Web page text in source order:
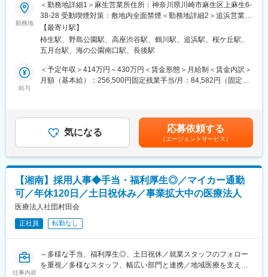
▼ 個人のお客様へのご提案（ケアマネジャーから紹介を受けた要
介護者の方）
・お客様の困りごとや身体状況等をヒアリングし、家の危険箇所
をチェック。
・ 介護用品からリフォームまで生活の質改善に向けてご提案
※ 17時頃には事務所へ帰社（基本19時頃には退社）します。
■フォロー体制：
社内には建築士やケアマネジャー、作業療法士など各分野のエキ
スパートが在籍。営業先で専門的な問い合わせを受けた場合も、
社内の力を借りれば即座に解決できます。また商品の受発注は事
務スタッフがサポートします。
変更の範囲：会社の定める業務
■業務内容：
福祉用具・医療機器のレンタルと販売事業を展開している当社に
て、日常生活に不便を感じている高齢の方へ、安全安心な暮らし
ができるような環境作りを提案します！
今回は業績好調で、より多くのお客様にアプローチするため営業
職を募集します。
・カタログを見ながら、お客様が生活しやすくなる福祉用具の説
明・提案。
必要な福祉用具が事前に分かっている場合は訪問時にお持ちする
を行います。
ケアマネジャーが担当しているお客様の中で、お困りごとをお持
ちの方はいないかなどの情報を収集し、お客様をご紹介いただけ
るように信頼関係を構築していきます。
■業務の特徴：
・1回もしくは複数回の訪問で商品の使い勝手を確認頂き契約。価
格交渉することはありません。
・商品や書類の手配は、社内の事務スタッフが担当し営業に専念
できる環境です。
勤務地
＜勤務地詳細1＞麻生営業所住所：神奈川県川崎市麻生区上麻生6-
38-28 受動喫煙対策：敷地内全面禁煙＜勤務地詳細2＞追浜営業所
住所：神奈川県横須賀市夏島町16-1 勤務地最寄駅：京浜急行線／
追浜駅受動喫煙対策：その他（社内指定喫煙場所有）＜勤務地詳
細3＞大和営業所（本社）住所：神奈川県大和市渋谷1-7-9 勤務地
喫煙場所有）変更の範囲：会社の定める事業所
【最寄り駅】
柿生駅、野島公園駅、高座渋谷駅、鶴川駅、追浜駅、桜ケ丘駅、
五月台駅、海の公園南口駅、長後駅
給与
＜予定年収＞414万円～430万円＜賃金形態＞月給制＜賃金内訳＞
月額（基本給）：256,500円固定残業手当/月：84,582円（固定残
当賃金はあくまでも目安の金額であり、選考を通じて上下する可
能性があります。月給(月額)は固定手当を含めた表記です。
気になる 応募依頼する
（エージェントサービス）
【湘南】採用人事◆手当・福利厚生◎／マイカー通勤
可／年休120日／土日祝休み／事業拡大中の医療法人
医療法人社団村田会
正社員 転勤なし
仕事内容
～多様な手当、福利厚生◎、土日祝休／就業スタッフのフォロー
を重視／多様なスタッフ、幅広い部門と連携／地域医療を支える